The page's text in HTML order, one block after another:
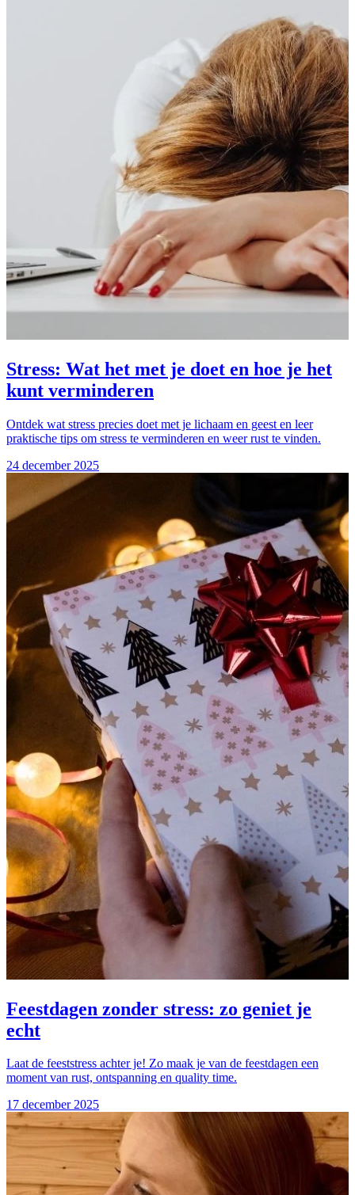
Stress: Wat het met je doet en hoe je het
kunt verminderen
Ontdek wat stress precies doet met je lichaam en geest en leer
praktische tips om stress te verminderen en weer rust te vinden.
24 december 2025
Feestdagen zonder stress: zo geniet je
echt
Laat de feeststress achter je! Zo maak je van de feestdagen een
moment van rust, ontspanning en quality time.
17 december 2025